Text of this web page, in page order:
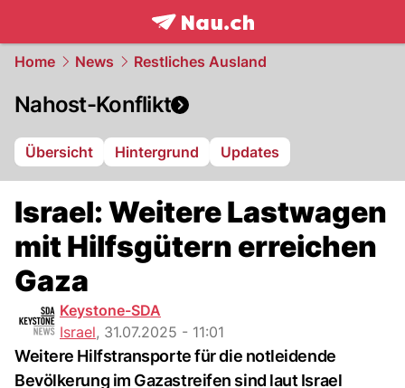
frontpage.NAU.ch
Home News Restliches Ausland
Nahost-Konflikt
Übersicht Hintergrund Updates
Israel: Weitere Lastwagen
mit Hilfsgütern erreichen
Gaza
Keystone-SDA
Israel, 31.07.2025 - 11:01
Weitere Hilfstransporte für die notleidende
Bevölkerung im Gazastreifen sind laut Israel